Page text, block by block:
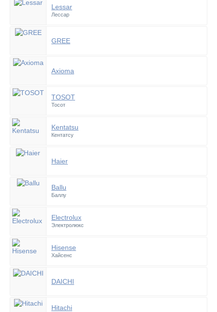
Lessar
Лессар
GREE
Axioma
TOSOT
Тосот
Kentatsu
Кентатсу
Haier
Ballu
Баллу
Electrolux
Электролюкс
Hisense
Хайсенс
DAICHI
Hitachi